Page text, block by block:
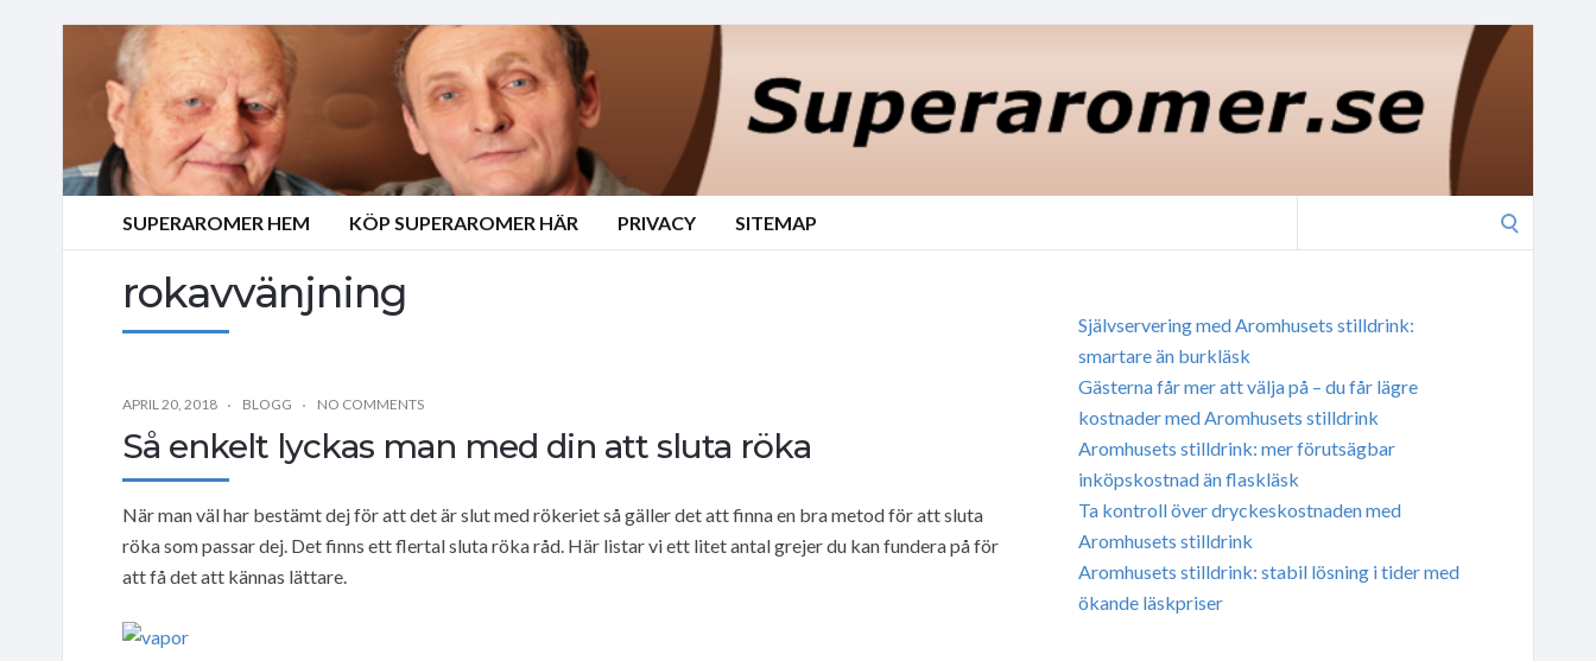
SUPERAROMER HEM KÖP SUPERAROMER HÄR PRIVACY SITEMAP
rokavvänjning
APRIL 20, 2018 BLOGG NO COMMENTS
Så enkelt lyckas man med din att sluta röka
När man väl har bestämt dej för att det är slut med rökeriet så gäller det att finna en bra metod för att sluta
röka som passar dej. Det finns ett flertal sluta röka råd. Här listar vi ett litet antal grejer du kan fundera på för
att få det att kännas lättare.
Självservering med Aromhusets stilldrink:
smartare än burkläsk
Gästerna får mer att välja på – du får lägre
kostnader med Aromhusets stilldrink
Aromhusets stilldrink: mer förutsägbar
inköpskostnad än flaskläsk
Ta kontroll över dryckeskostnaden med
Aromhusets stilldrink
Aromhusets stilldrink: stabil lösning i tider med
ökande läskpriser